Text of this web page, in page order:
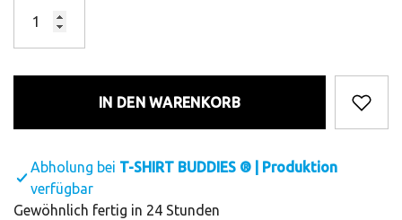
IN DEN WARENKORB
Abholung bei T-SHIRT BUDDIES ® | Produktion
verfügbar
Gewöhnlich fertig in 24 Stunden